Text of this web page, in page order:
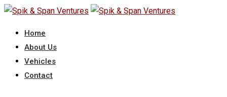
Skip
content
Home
About Us
Vehicles
Contact